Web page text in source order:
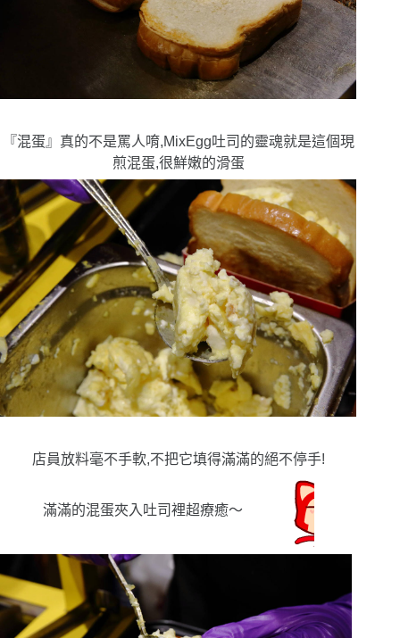
『混蛋』真的不是罵人唷,MixEgg吐司的靈魂就是這個現
煎混蛋,很鮮嫩的滑蛋
店員放料毫不手軟,不把它填得滿滿的絕不停手!
滿滿的混蛋夾入吐司裡超療癒〜